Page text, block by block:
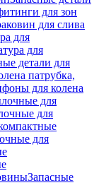
для зон
для слива
для
для
детали для
патрубка,
для колена
для
для
для
Запасные